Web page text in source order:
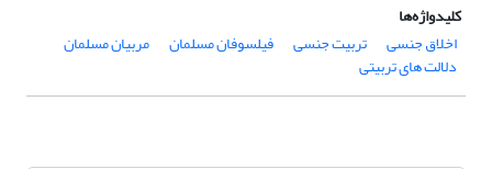
کلیدواژه‌ها
اخلاق جنسی
تربیت جنسی فیلسوفان مسلمان مربیان مسلمان
دلالت های تربیتی